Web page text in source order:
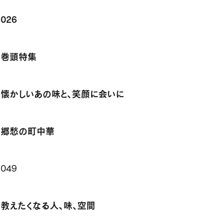
026
巻頭特集
懐かしいあの味と、笑顔に会いに
郷愁の町中華
049
教えたくなる人、味、空間